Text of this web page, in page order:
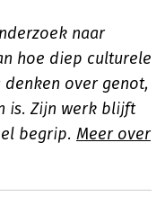
naar
hoe diep culturele
over genot,
is. Zijn werk blijft
begrip. Meer over